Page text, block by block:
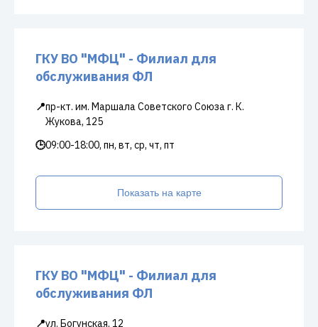
ГКУ ВО "МФЦ" - Филиал для
обслуживания ФЛ
📍пр-кт. им. Маршала Советского Союза г. К.
Жукова, 125
🕒09:00-18:00, пн, вт, ср, чт, пт
Показать на карте
ГКУ ВО "МФЦ" - Филиал для
обслуживания ФЛ
📍ул. Богунская, 12